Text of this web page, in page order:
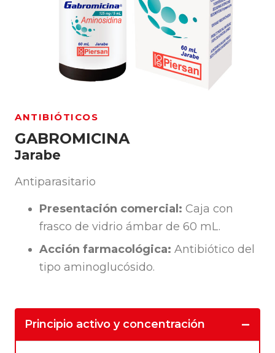
ANTIBIÓTICOS
GABROMICINA
Jarabe
Antiparasitario
Presentación comercial: Caja con
frasco de vidrio ámbar de 60 mL.
Acción farmacológica: Antibiótico del
tipo aminoglucósido.
Principio activo y concentración